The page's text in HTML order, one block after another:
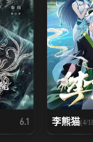
6.1 李熊猫(4/